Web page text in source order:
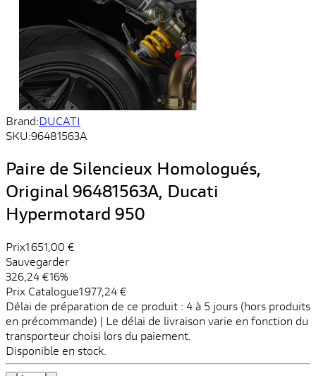
Brand:DUCATI
SKU:96481563A
Paire de Silencieux Homologués,
Original 96481563A, Ducati
Hypermotard 950
Prix1 651,00 €
Sauvegarder
326,24 €16%
Prix ​​Catalogue1 977,24 €
Délai de préparation de ce produit : 4 à 5 jours (hors produits
en précommande) | Le délai de livraison varie en fonction du
transporteur choisi lors du paiement.
Disponible en stock.